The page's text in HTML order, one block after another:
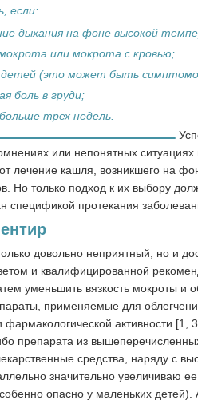
если:
дыхания на фоне высокой
или мокрота с кровью;
(это может быть
боль в груди;
трех недель.
или непонятных ситуациях
лечение кашля, возникшего на
Но только подход к их выбору
спецификой протекания
довольно неприятный, но и
и квалифицированной
уменьшить вязкость мокроты и
применяемые для
активности
препарата из
средства, наряду с
значительно увеличиваю
опасно у маленьких